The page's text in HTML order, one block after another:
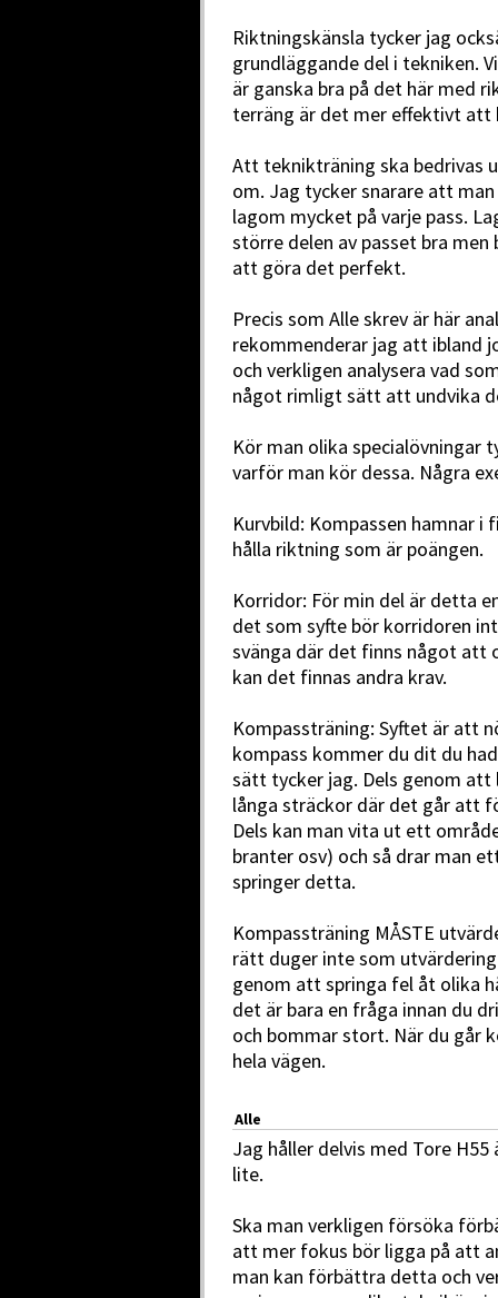
Riktningskänsla tycker jag
grundläggande del i tekniken.
är ganska bra på det här med
terräng är det mer effektivt att
Att teknikträning ska bedrivas
om. Jag tycker snarare att
lagom mycket på varje pass.
större delen av passet bra
att göra det perfekt.
Precis som Alle skrev är här
rekommenderar jag att ibland
och verkligen analysera vad
något rimligt sätt att undvika
Kör man olika
varför man kör dessa. Några
Kurvbild: Kompassen hamnar
hålla riktning som är poängen.
Korridor: För min del är detta
det som syfte bör korridoren
svänga där det finns något att
kan det finnas andra krav.
Kompassträning: Syftet är att
kompass kommer du dit du
sätt tycker jag. Dels genom att
långa sträckor där det går att
Dels kan man vita ut ett
branter osv) och så drar man
springer detta.
Kompassträning MÅSTE
rätt duger inte som
genom att springa fel åt olika
det är bara en fråga innan du
och bommar stort. När du går
hela vägen.
Alle
Jag håller delvis med Tore
lite.
Ska man verkligen försöka
att mer fokus bör ligga på att
man kan förbättra detta och